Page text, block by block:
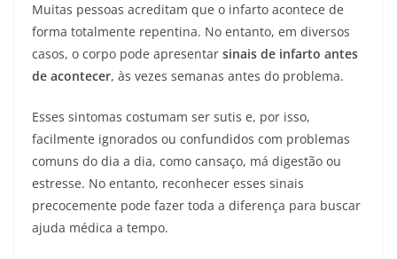
Muitas pessoas acreditam que o infarto acontece de
forma totalmente repentina. No entanto, em diversos
casos, o corpo pode apresentar sinais de infarto antes
de acontecer, às vezes semanas antes do problema.
Esses sintomas costumam ser sutis e, por isso,
facilmente ignorados ou confundidos com problemas
comuns do dia a dia, como cansaço, má digestão ou
estresse. No entanto, reconhecer esses sinais
precocemente pode fazer toda a diferença para buscar
ajuda médica a tempo.